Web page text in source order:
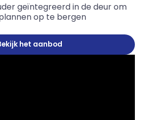
geïntegreerd in de deur om
op te bergen
het aanbod